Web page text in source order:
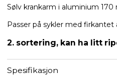
Sølv krankarm i aluminium 170
Passer på sykler med firkantet
2. sortering, kan ha litt
Spesifikasjon